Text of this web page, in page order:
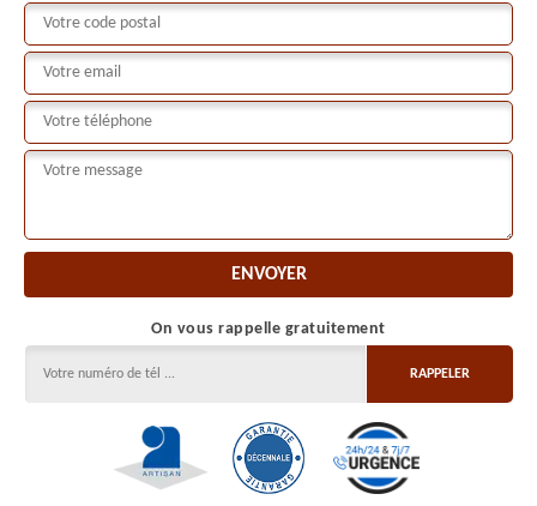
On vous rappelle gratuitement